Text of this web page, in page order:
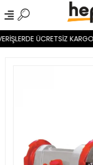
ÜCRETSİZ KARGO!